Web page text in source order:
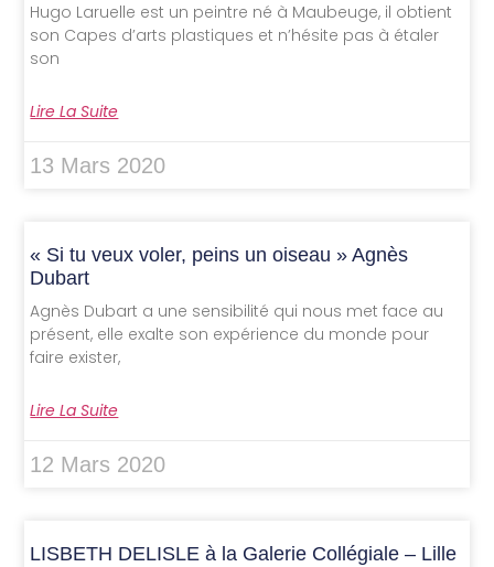
Hugo Laruelle est un peintre né à Maubeuge, il obtient
son Capes d’arts plastiques et n’hésite pas à étaler
son
Lire La Suite
13 Mars 2020
« Si tu veux voler, peins un oiseau » Agnès
Dubart
Agnès Dubart a une sensibilité qui nous met face au
présent, elle exalte son expérience du monde pour
faire exister,
Lire La Suite
12 Mars 2020
LISBETH DELISLE à la Galerie Collégiale – Lille